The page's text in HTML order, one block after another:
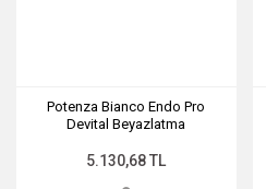
Potenza Bianco Endo Pro
Devital Beyazlatma
5.130,68 TL